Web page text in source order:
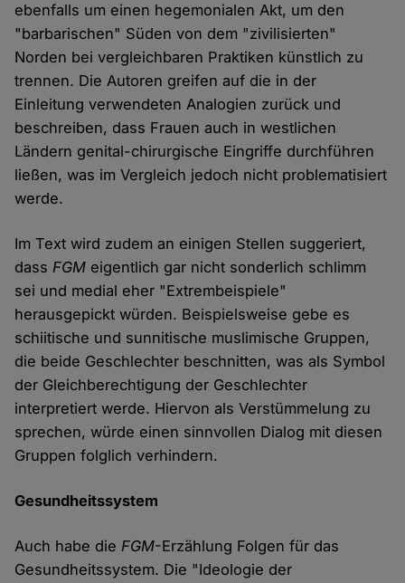
ebenfalls um einen hegemonialen Akt, um den
"barbarischen" Süden von dem "zivilisierten"
Norden bei vergleichbaren Praktiken künstlich zu
trennen. Die Autoren greifen auf die in der
Einleitung verwendeten Analogien zurück und
beschreiben, dass Frauen auch in westlichen
Ländern genital-chirurgische Eingriffe durchführen
ließen, was im Vergleich jedoch nicht problematisiert
werde.
Im Text wird zudem an einigen Stellen suggeriert,
dassFGM eigentlich gar nicht sonderlich schlimm
sei und medial eher "Extrembeispiele"
herausgepickt würden. Beispielsweise gebe es
schiitische und sunnitische muslimische Gruppen,
die beide Geschlechter beschnitten, was als Symbol
der Gleichberechtigung der Geschlechter
interpretiert werde. Hiervon als Verstümmelung zu
sprechen, würde einen sinnvollen Dialog mit diesen
Gruppen folglich verhindern.
Gesundheitssystem
Auch habe dieFGM-Erzählung Folgen für das
Gesundheitssystem. Die "Ideologie der